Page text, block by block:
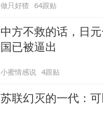
做只好猹 64跟贴
中方不救的话，日
国已被逼出
小蜜情感说 4跟贴
苏联幻灭的一代：